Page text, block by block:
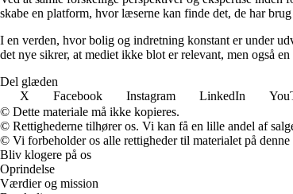
skabe en platform, hvor læserne kan finde det, de har
I en verden, hvor bolig og indretning konstant er under
det nye sikrer, at mediet ikke blot er relevant, men også
Del glæden
X
Facebook Instagram LinkedIn
© Dette materiale må ikke kopieres.
© Rettighederne tilhører os. Vi kan få en lille andel af
© Vi forbeholder os alle rettigheder til materialet på
Bliv klogere på os
Oprindelse
Værdier og mission